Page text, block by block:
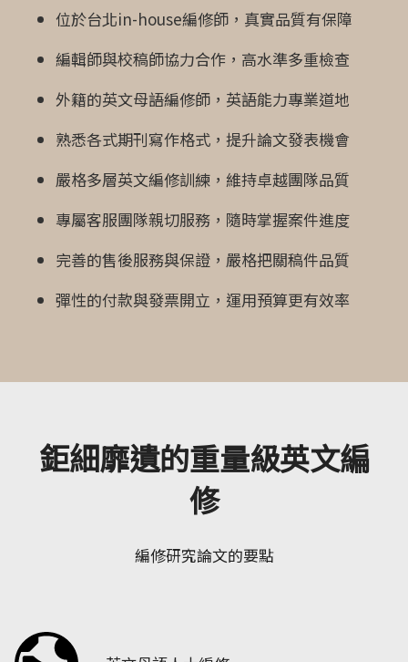
位於台北in-house編修師，真實品質有保障
編輯師與校稿師協力合作，高水準多重檢查
外籍的英文母語編修師，英語能力專業道地
熟悉各式期刊寫作格式，提升論文發表機會
嚴格多層英文編修訓練，維持卓越團隊品質
專屬客服團隊親切服務，隨時掌握案件進度
完善的售後服務與保證，嚴格把關稿件品質
彈性的付款與發票開立，運用預算更有效率
鉅細靡遺的重量級英文編
修
編修研究論文的要點